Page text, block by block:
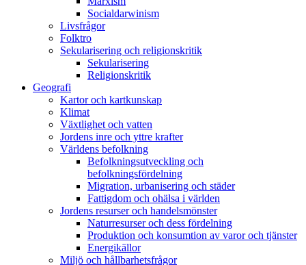
Socialdarwinism
Livsfrågor
Folktro
Sekularisering och religionskritik
Sekularisering
Religionskritik
Geografi
Kartor och kartkunskap
Klimat
Växtlighet och vatten
Jordens inre och yttre krafter
Världens befolkning
Befolkningsutveckling och
befolkningsfördelning
Migration, urbanisering och städer
Fattigdom och ohälsa i världen
Jordens resurser och handelsmönster
Naturresurser och dess fördelning
Produktion och konsumtion av varor och tjänster
Energikällor
Miljö och hållbarhetsfrågor